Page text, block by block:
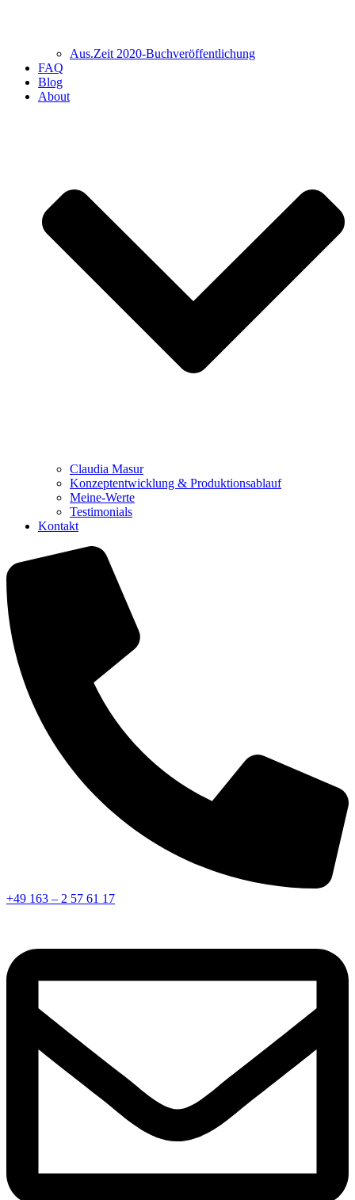
Aus.Zeit 2020-Buch­veröffentlichung
FAQ
Blog
About
Claudia Masur
Konzeptentwicklung & Produktionsablauf
Meine-Werte
Testimonials
Kontakt
+49 163 – 2 57 61 17